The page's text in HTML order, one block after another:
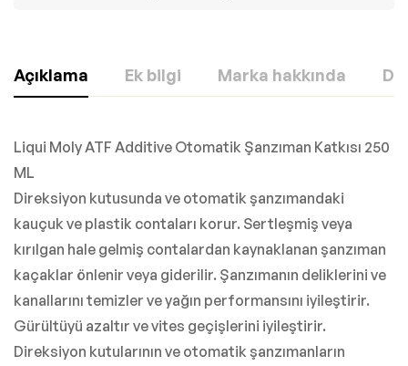
Açıklama Ek bilgi Marka hakkında
Liqui Moly ATF Additive Otomatik Şanzıman Katkısı 250
ML
Direksiyon kutusunda ve otomatik şanzımandaki
kauçuk ve plastik contaları korur. Sertleşmiş veya
kırılgan hale gelmiş contalardan kaynaklanan şanzıman
kaçaklar önlenir veya giderilir. Şanzımanın deliklerini ve
kanallarını temizler ve yağın performansını iyileştirir.
Gürültüyü azaltır ve vites geçişlerini iyileştirir.
Direksiyon kutularının ve otomatik şanzımanların